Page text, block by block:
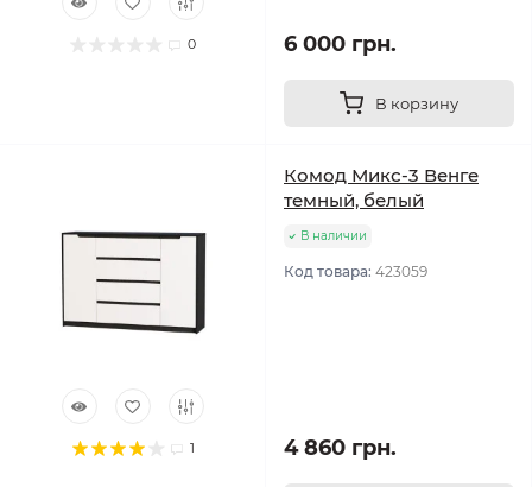
0 6 000 грн.
В корзину
1
Комод Микс-3 Венге
темный, белый
В наличии
Код товара: 423059
4 860 грн.